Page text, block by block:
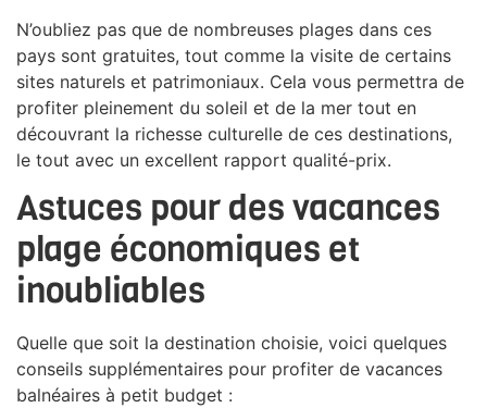
N’oubliez pas que de nombreuses plages dans ces
pays sont gratuites, tout comme la visite de certains
sites naturels et patrimoniaux. Cela vous permettra de
profiter pleinement du soleil et de la mer tout en
découvrant la richesse culturelle de ces destinations,
le tout avec un excellent rapport qualité-prix.
Astuces pour des vacances
plage économiques et
inoubliables
Quelle que soit la destination choisie, voici quelques
conseils supplémentaires pour profiter de vacances
balnéaires à petit budget :